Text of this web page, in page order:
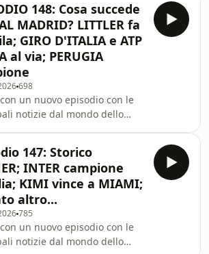
aff_c?
sportinbarba/Link
https://ko-
Telegram
sportinbarba/5
148: Cosa succede
MADRID? LITTLER fa
GIRO D'ITALIA e ATP
al via; PERUGIA
698
un nuovo episodio con le
notizie dal mondo dello
aff_c?
sportinbarba/Link
https://ko-
Telegram
sportinbarba/5
147: Storico
INTER campione
KIMI vince a MIAMI;
altro...
785
un nuovo episodio con le
notizie dal mondo dello